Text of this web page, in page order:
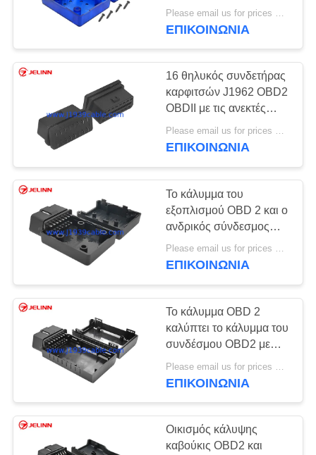
OBD2 Σύνδεσμος με
θήκη
Please email us for prices MOQ:100 τεμάχια
ΕΠΙΚΟΙΝΩΝΊΑ
16 θηλυκός συνδετήρας
καρφιτσών J1962 OBD2
OBDII με τις ανεκτές
ευθείες καρφίτσες
Please email us for prices MOQ:100 τεμ
ΕΠΙΚΟΙΝΩΝΊΑ
Το κάλυμμα του
εξοπλισμού OBD 2 και ο
ανδρικός σύνδεσμος
OBD2 με ευθεία
καρφίτσα
Please email us for prices MOQ:100 τεμάχια
ΕΠΙΚΟΙΝΩΝΊΑ
Το κάλυμμα OBD 2
καλύπτει το κάλυμμα του
συνδέσμου OBD2 με
ευθεία πρίζα
ΕΠΙΚΟΙΝΩΝΊΑ
Οικισμός κάλυψης
καβούκις OBD2 και